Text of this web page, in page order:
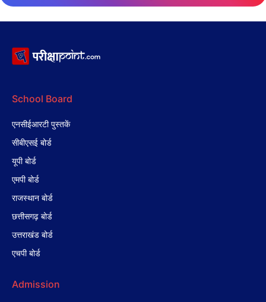
School Board
एनसीईआरटी पुस्तकें
सीबीएसई बोर्ड
यूपी बोर्ड
एमपी बोर्ड
राजस्थान बोर्ड
छत्तीसगढ़ बोर्ड
उत्तराखंड बोर्ड
एचपी बोर्ड
Admission